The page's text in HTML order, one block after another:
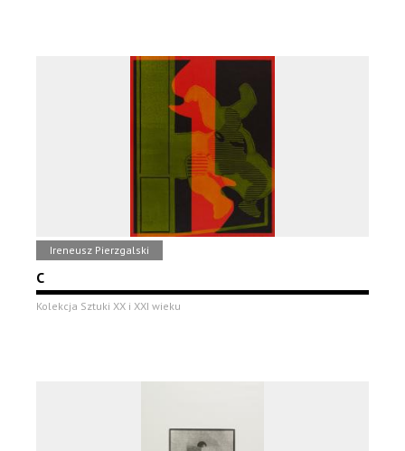
Ireneusz Pierzgalski
C
Kolekcja Sztuki XX i XXI wieku